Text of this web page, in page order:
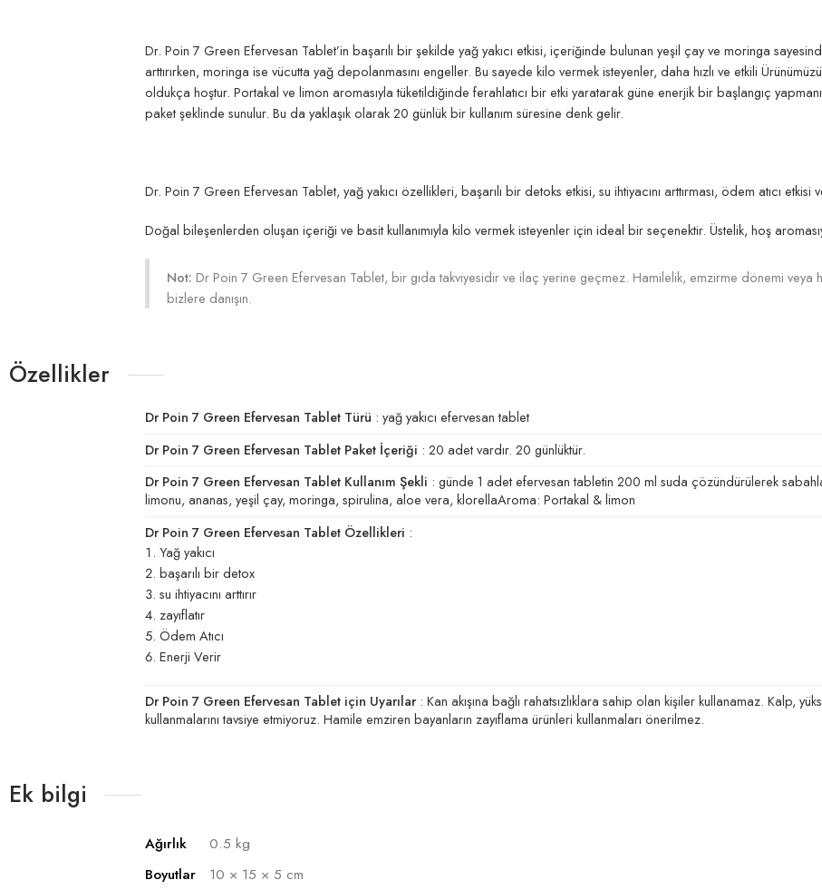
Dr. Poin 7 Green Efervesan Tablet’in başarılı bir şekilde yağ yakıcı etkisi, içeriğinde bulunan yeşil çay ve moringa
arttırırken, moringa ise vücutta yağ depolanmasını engeller. Bu sayede kilo vermek isteyenler, daha hızlı ve etkili
oldukça hoştur. Portakal ve limon aromasıyla tüketildiğinde ferahlatıcı bir etki yaratarak güne enerjik bir başlangıç
paket şeklinde sunulur. Bu da yaklaşık olarak 20 günlük bir kullanım süresine denk gelir.
Dr. Poin 7 Green Efervesan Tablet, yağ yakıcı özellikleri, başarılı bir detoks etkisi, su ihtiyacını arttırması, ödem atıcı
Doğal bileşenlerden oluşan içeriği ve basit kullanımıyla kilo vermek isteyenler için ideal bir seçenektir. Üstelik, hoş
Not: Dr Poin 7 Green Efervesan Tablet, bir gıda takviyesidir ve ilaç yerine geçmez. Hamilelik, emzirme dönemi veya
bizlere danışın.
Özellikler
Dr Poin 7 Green Efervesan Tablet Türü : yağ yakıcı efervesan tablet
Dr Poin 7 Green Efervesan Tablet Paket İçeriği : 20 adet vardır. 20 günlüktür.
Dr Poin 7 Green Efervesan Tablet Kullanım Şekli : günde 1 adet efervesan tabletin 200 ml suda çözündürülerek
limonu, ananas, yeşil çay, moringa, spirulina, aloe vera, klorellaAroma: Portakal & limon
Dr Poin 7 Green Efervesan Tablet Özellikleri :
Yağ yakıcı
başarılı bir detox
su ihtiyacını arttırır
zayıflatır
Ödem Atıcı
Enerji Verir
Dr Poin 7 Green Efervesan Tablet için Uyarılar: Kan akışına bağlı rahatsızlıklara sahip olan kişiler kullanamaz. Kalp,
kullanmalarını tavsiye etmiyoruz. Hamile emziren bayanların zayıflama ürünleri kullanmaları önerilmez.
Ek bilgi
Ağırlık
0.5 kg
Boyutlar
10 × 15 × 5 cm